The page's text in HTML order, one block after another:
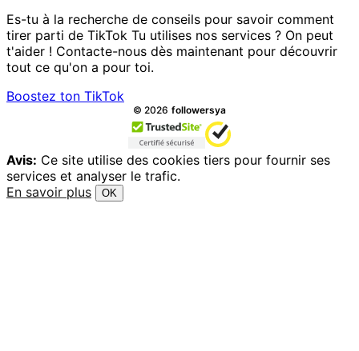
Es-tu à la recherche de conseils pour savoir comment
tirer parti de TikTok Tu utilises nos services ? On peut
t'aider ! Contacte-nous dès maintenant pour découvrir
tout ce qu'on a pour toi.
Boostez ton TikTok
Tous droits réservés.
© 2026 followersya
Avis: Ce site utilise des cookies tiers pour fournir ses
services et analyser le trafic.
En savoir plus
OK